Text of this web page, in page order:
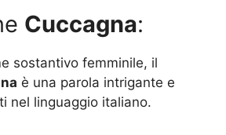
Cuccagna:
sostantivo femminile, il
è una parola intrigante e
nel linguaggio italiano.